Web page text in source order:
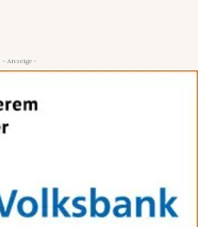
- Anzeige -